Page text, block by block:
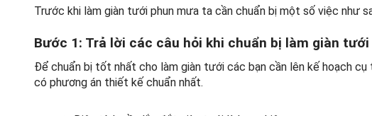
Trước khi làm giàn tưới phun mưa ta cần chuẩn bị một số việc như
Bước 1: Trả lời các câu hỏi khi chuẩn bị làm giàn tưới
Để chuẩn bị tốt nhất cho làm giàn tưới các bạn cần lên kế hoạch
có phương án thiết kế chuẩn nhất.